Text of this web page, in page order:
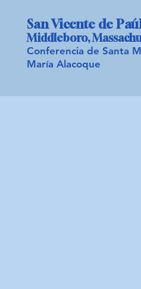
San Vicente de
Middleboro,
Conferencia de Santa
María Alacoque